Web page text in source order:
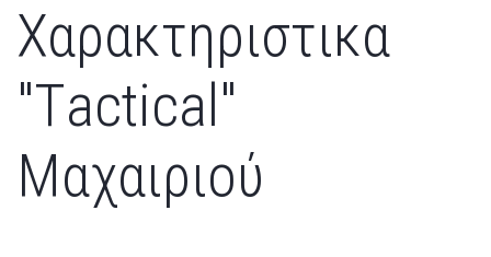
Χαρακτηριστικα
"Τactical"
Μαχαιριού